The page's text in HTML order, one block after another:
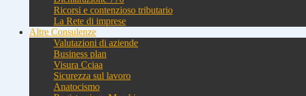
Ricorsi e contenzioso tributario
La Rete di imprese
Altre Consulenze
Valutazioni di aziende
Business plan
Visura Cciaa
Sicurezza sul lavoro
Anatocismo